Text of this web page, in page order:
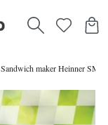
Sandwich maker Heinner SM-